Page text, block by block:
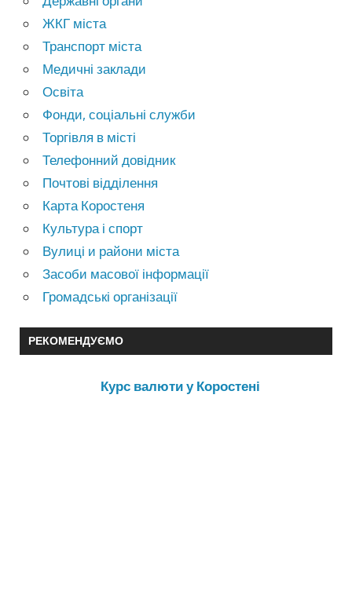
ЖКГ міста
Транспорт міста
Медичні заклади
Освіта
Фонди, соціальні служби
Торгівля в місті
Телефонний довідник
Почтові відділення
Карта Коростеня
Культура і спорт
Вулиці и райони міста
Засоби масової інформації
Громадські організації
РЕКОМЕНДУЄМО
Курс валюти у Коростені